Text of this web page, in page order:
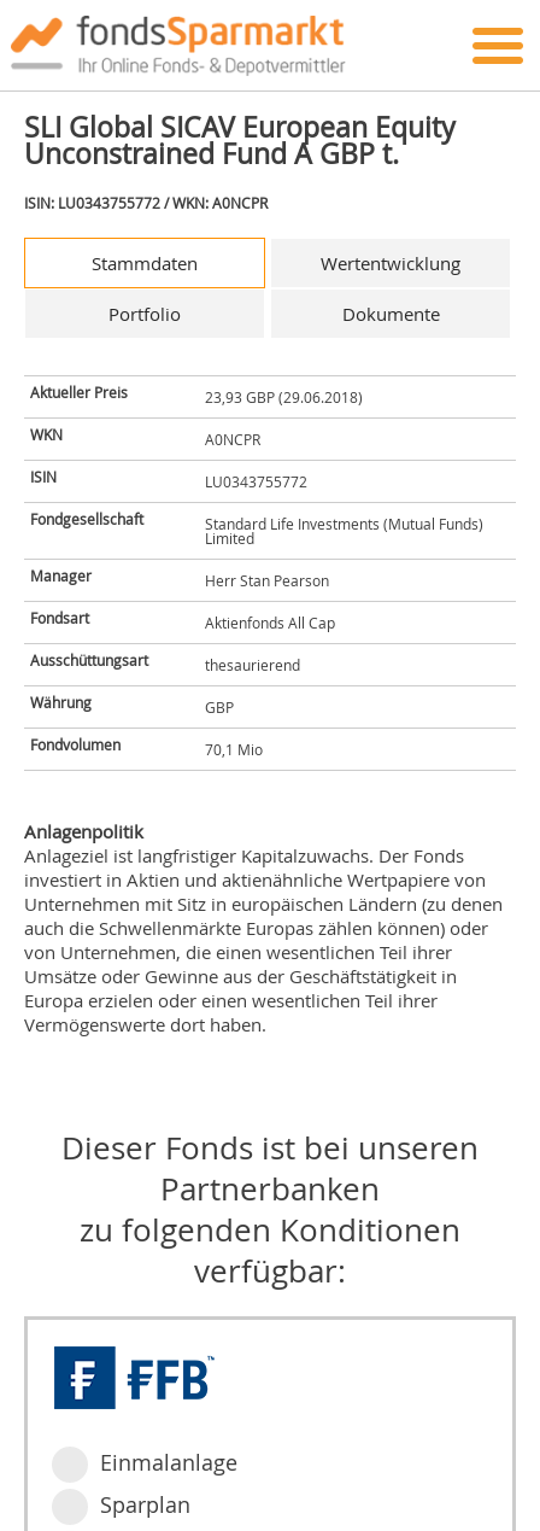
SLI Global SICAV European Equity
Unconstrained Fund A GBP t.
ISIN: LU0343755772 / WKN: A0NCPR
Stammdaten Wertentwicklung
Portfolio Dokumente
Aktueller Preis
23,93 GBP (29.06.2018)
WKN
A0NCPR
ISIN
LU0343755772
Fondgesellschaft
Standard Life Investments (Mutual Funds)
Limited
Manager
Herr Stan Pearson
Fondsart
Aktienfonds All Cap
Ausschüttungsart
thesaurierend
Währung
GBP
Fondvolumen
70,1 Mio
Anlagenpolitik
Anlageziel ist langfristiger Kapitalzuwachs. Der Fonds
investiert in Aktien und aktienähnliche Wertpapiere von
Unternehmen mit Sitz in europäischen Ländern (zu denen
auch die Schwellenmärkte Europas zählen können) oder
von Unternehmen, die einen wesentlichen Teil ihrer
Umsätze oder Gewinne aus der Geschäftstätigkeit in
Europa erzielen oder einen wesentlichen Teil ihrer
Vermögenswerte dort haben.
Dieser Fonds ist bei unseren
Partnerbanken
zu folgenden Konditionen
verfügbar:
Einmalanlage
Sparplan